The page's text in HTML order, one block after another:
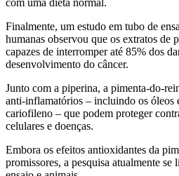
Finalmente, um estudo em tubo de
humanas observou que os extratos de
capazes de interromper até 85% dos
desenvolvimento do câncer.
Junto com a piperina, a pimenta-do-
anti-inflamatórios – incluindo os óleos
cariofileno – que podem proteger
celulares e doenças.
Embora os efeitos antioxidantes da
promissores, a pesquisa atualmente se